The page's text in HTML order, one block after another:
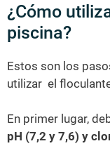
¿Cómo
piscina?
Estos son los
utilizar el
En primer lugar,
pH (7,2 y 7,6) y